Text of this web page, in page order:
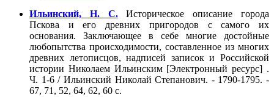
Ильинский, Н. С.Историческое описание города
Пскова и его древних пригородов с самого их
основания. Заключающее в себе многие достойные
любопытства происходимости, составленное из многих
древних летописцов, надписей записок и Российской
истории Николаем Ильинским [Электронный ресурс] .
Ч. 1-6 / Ильинский Николай Степанович. - 1790-1795. -
67, 71, 52, 64, 62, 60 с.